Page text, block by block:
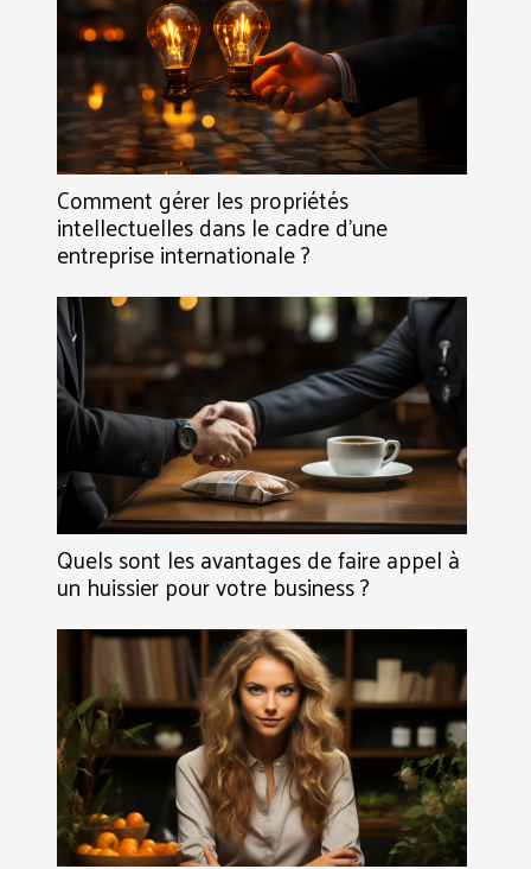
Comment gérer les propriétés
intellectuelles dans le cadre d’une
entreprise internationale ?
Quels sont les avantages de faire appel à
un huissier pour votre business ?